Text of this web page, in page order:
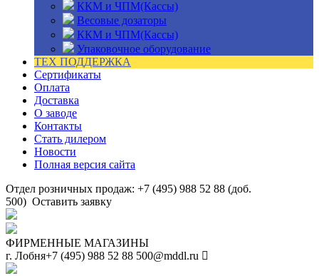
ККМ и ЧПМ(Кассы)
Весовые дозаторы
ККМ и ЧПМ(Кассы)
Упаковочное оборудование
ТЕХ ПОДДЕРЖКА
Сертификаты
Оплата
Доставка
О заводе
Контакты
Стать дилером
Новости
Полная версия сайта
Отдел розничных продаж: +7 (495) 988 52 88 (доб.
500) Оставить заявку
ФИРМЕННЫЕ МАГАЗИНЫ
г. Лобня+7 (495) 988 52 88 500@mddl.ru